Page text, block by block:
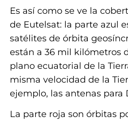
Es así como se ve la
de Eutelsat: la parte azul
satélites de órbita
están a 36 mil kilómetros
plano ecuatorial de la
misma velocidad de la
ejemplo, las antenas para
La parte roja son órbitas